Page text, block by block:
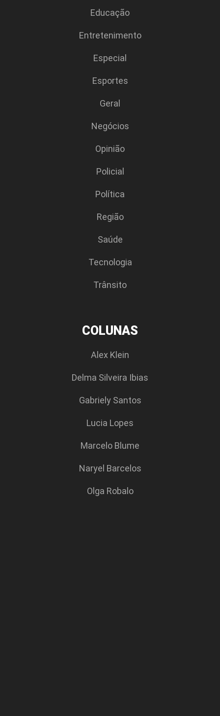
Educação
Entretenimento
Especial
Esportes
Geral
Negócios
Opinião
Policial
Polí­tica
Região
Saúde
Tecnologia
Trânsito
COLUNAS
Alex Klein
Delma Silveira Ibias
Gabriely Santos
Lucia Lopes
Marcelo Blume
Naryel Barcelos
Olga Robalo